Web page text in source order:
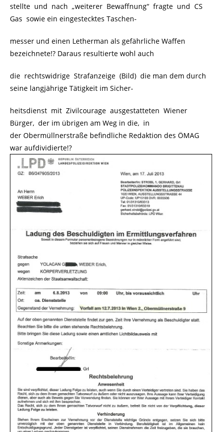
stellte und nach „weiterer Bewaffnung“ fragte und CS
Gas sowie ein eingestecktes Taschen-
messer und einen Letherman als gefährliche Waffen
bezeichnete!? Daraus resultierte wohl auch
die rechtswidrige Strafanzeige (Bild) die man dem durch
seine langjährige Tätigkeit im Sicher-
heitsdienst mit Zivilcourage ausgestatteten Wiener
Bürger, der im übrigen am Weg in die, in
der Obermüllnerstraße befindliche Redaktion des ÖMAG
war aufdividierte!?